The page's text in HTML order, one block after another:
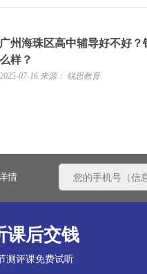
广州海珠区高中辅导好不好？
么样？
2025-07-16 来源： 锐思教育
情
课后交钱
测评课免费试听